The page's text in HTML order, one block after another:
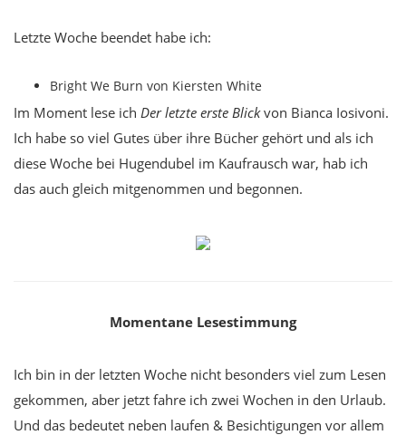
Letzte Woche beendet habe ich:
Bright We Burn von Kiersten White
Im Moment lese ich Der letzte erste Blickvon Bianca Iosivoni.
Ich habe so viel Gutes über ihre Bücher gehört und als ich
diese Woche bei Hugendubel im Kaufrausch war, hab ich
das auch gleich mitgenommen und begonnen.
Momentane Lesestimmung
Ich bin in der letzten Woche nicht besonders viel zum Lesen
gekommen, aber jetzt fahre ich zwei Wochen in den Urlaub.
Und das bedeutet neben laufen & Besichtigungen vor allem